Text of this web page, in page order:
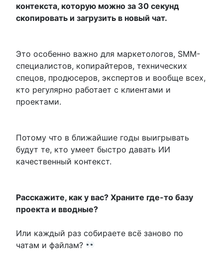
контекста, которую можно за 30 секунд
скопировать и загрузить в новый чат.
Это особенно важно для маркетологов, SMM-
специалистов, копирайтеров, технических
спецов, продюсеров, экспертов и вообще всех,
кто регулярно работает с клиентами и
проектами.
Потому что в ближайшие годы выигрывать
будут те, кто умеет быстро давать ИИ
качественный контекст.
Расскажите, как у вас? Храните где-то базу
проекта и вводные?
Или каждый раз собираете всё заново по
чатам и файлам?